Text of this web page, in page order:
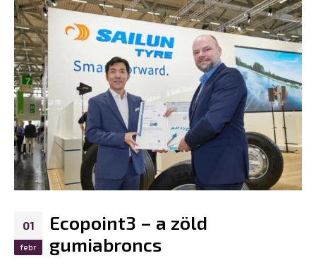
01
febr
Ecopoint3 – a zöld
gumiabroncs